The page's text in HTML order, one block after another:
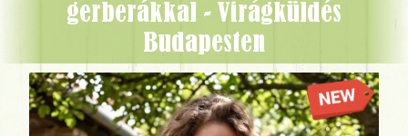
gerberákkal - Virágküldés
Budapesten